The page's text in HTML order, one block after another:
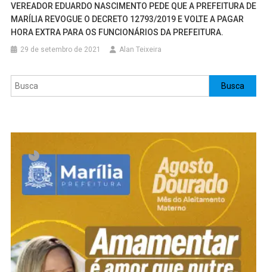
VEREADOR EDUARDO NASCIMENTO PEDE QUE A PREFEITURA DE
MARÍLIA REVOGUE O DECRETO 12793/2019 E VOLTE A PAGAR
HORA EXTRA PARA OS FUNCIONÁRIOS DA PREFEITURA.
29 de setembro de 2021 Alan Teixeira
Pesquisar Busca